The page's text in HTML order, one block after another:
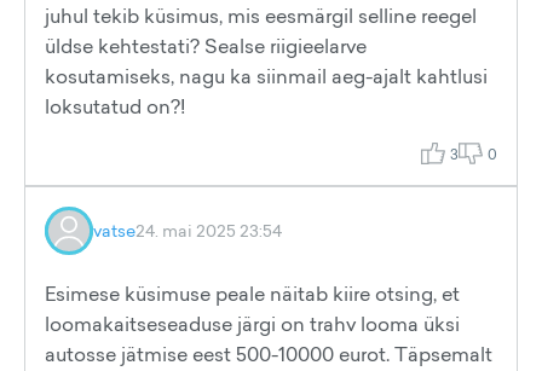
juhul tekib küsimus, mis eesmärgil selline reegel
üldse kehtestati? Sealse riigieelarve
kosutamiseks, nagu ka siinmail aeg-ajalt kahtlusi
loksutatud on?!
3 0
vatse24. mai 2025 23:54
Esimese küsimuse peale näitab kiire otsing, et
loomakaitseseaduse järgi on trahv looma üksi
autosse jätmise eest 500-10000 eurot. Täpsemalt